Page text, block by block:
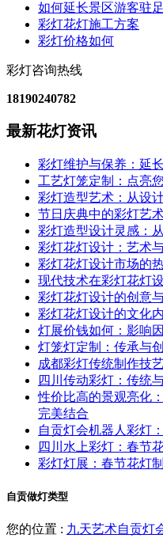
如何延长景区游客驻
彩灯花灯施工方案
彩灯价格如何
彩灯咨询热线
18190240782
最新花灯资讯
彩灯维护与保养：延
工艺灯笼定制：点亮
彩灯造型艺术：从设
节日庆典中的彩灯艺
彩灯造型设计灵感：
彩灯花灯设计：艺术
彩灯花灯设计市场的
现代技术在彩灯花灯
彩灯花灯设计的创意
彩灯花灯设计的文化
灯展价钱如何：影响
灯笼灯定制：传承与
成都彩灯传统制作技
四川传动彩灯：传统
性价比高的景观亮化
完美结合
自贡灯会机器人彩灯
四川水上彩灯：春节
彩灯灯展：春节花灯
自贡做灯类型
您的位置 : 九天艺术自贡灯